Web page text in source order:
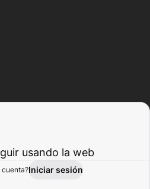
Actividad
usando la web
cuenta?Iniciar sesión